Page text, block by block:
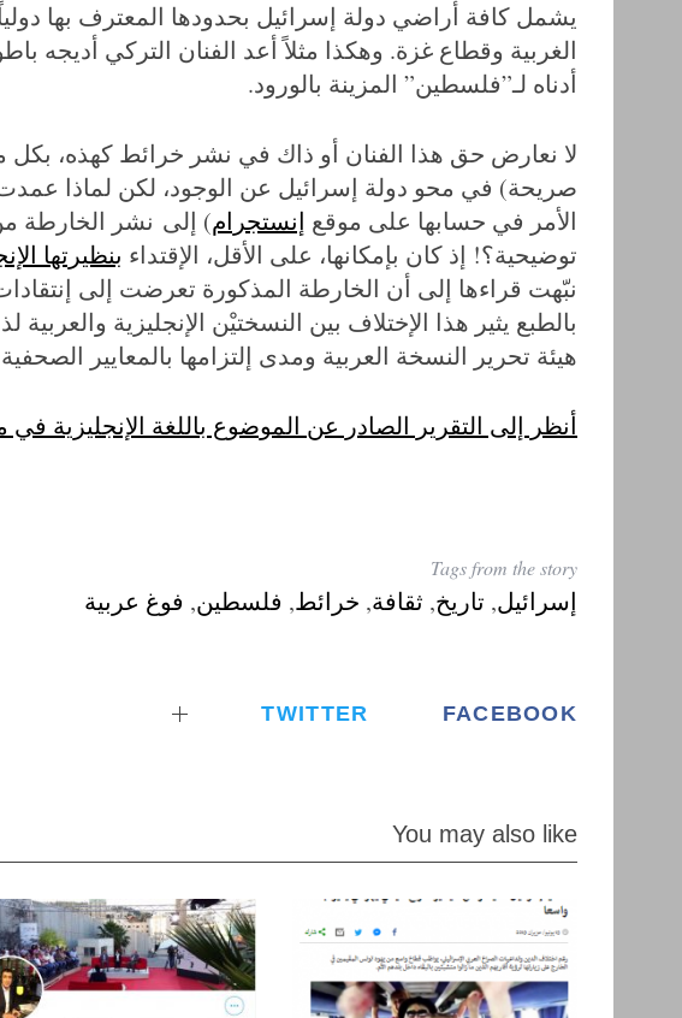
أدناه لـ”فلسطين” المزينة بالورود.
لا نعارض حق هذا الفنان أو ذاك في نشر خرائط كهذه، بكل
صريحة) في محو دولة إسرائيل عن الوجود، لكن لماذا
الأمر في حسابها على موقع إنستجرام) إلى نشر الخارطة
توضيحية؟! إذ كان بإمكانها، على الأقل، الإقتداء بنظيرتها
نبّهت قراءها إلى أن الخارطة المذكورة تعرضت إلى
بالطبع يثير هذا الإختلاف بين النسختيْن الإنجليزية
هيئة تحرير النسخة العربية ومدى إلتزامها بالمعايير
أنظر إلى التقرير الصادر عن الموضوع باللغة الإنجليزية في
Tags from the story
إسرائيل, تاريخ, ثقافة, خرائط, فلسطين, فوغ عربية
FACEBOOK
TWITTER
You may also like